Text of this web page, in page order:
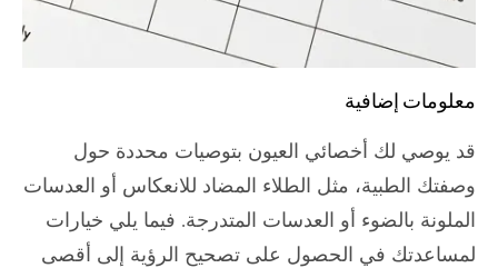
معلومات إضافية
قد يوصي لك أخصائي العيون بتوصيات محددة حول
وصفتك الطبية، مثل الطلاء المضاد للانعكاس أو العدسات
الملونة بالضوء أو العدسات المتدرجة. فيما يلي خيارات
لمساعدتك في الحصول على تصحيح الرؤية إلى أقصى